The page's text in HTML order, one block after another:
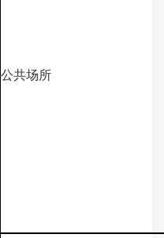
公共场所